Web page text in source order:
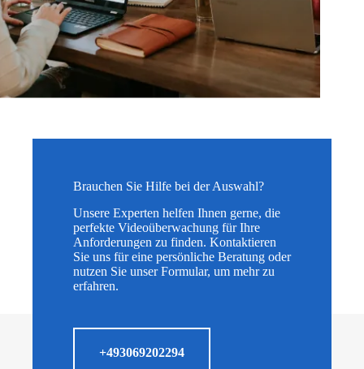
Brauchen Sie Hilfe bei der Auswahl?
Unsere Experten helfen Ihnen gerne, die
perfekte Videoüberwachung für Ihre
Anforderungen zu finden. Kontaktieren
Sie uns für eine persönliche Beratung oder
nutzen Sie unser Formular, um mehr zu
erfahren.
+493069202294